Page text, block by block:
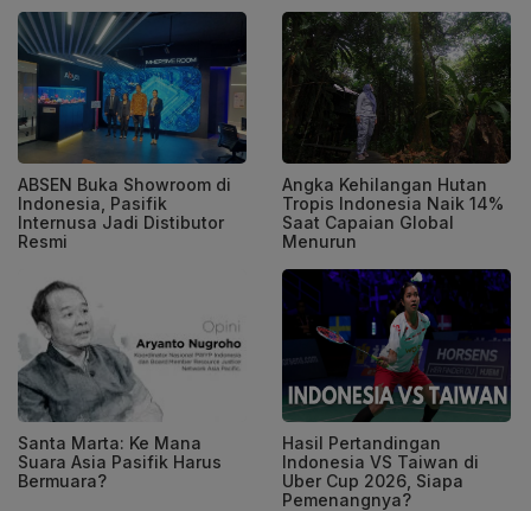
ABSEN Buka Showroom di
Indonesia, Pasifik
Internusa Jadi Distibutor
Resmi
Angka Kehilangan Hutan
Tropis Indonesia Naik 14%
Saat Capaian Global
Menurun
Santa Marta: Ke Mana
Suara Asia Pasifik Harus
Bermuara?
Hasil Pertandingan
Indonesia VS Taiwan di
Uber Cup 2026, Siapa
Pemenangnya?